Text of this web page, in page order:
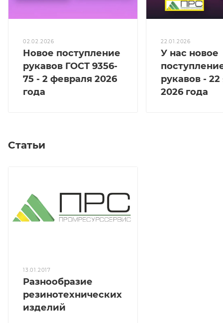
02.02.2026
Новое поступление
рукавов ГОСТ 9356-
75 - 2 февраля 2026
года
22.01.2026
У нас новое
рукавов - 22
2026 года
Статьи
13.01.2017
Разнообразие
резинотехнических
изделий